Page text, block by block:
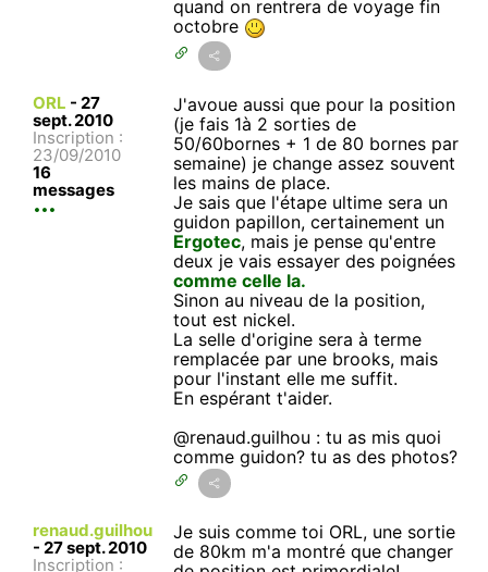
quand on rentrera de voyage fin
octobre
ORL - 27
sept. 2010
Inscription :
23/09/2010
16
messages
J'avoue aussi que pour la position
(je fais 1à 2 sorties de
50/60bornes + 1 de 80 bornes par
semaine) je change assez souvent
les mains de place.
Je sais que l'étape ultime sera un
guidon papillon, certainement un
Ergotec, mais je pense qu'entre
deux je vais essayer des poignées
comme celle la.
Sinon au niveau de la position,
tout est nickel.
La selle d'origine sera à terme
remplacée par une brooks, mais
pour l'instant elle me suffit.
En espérant t'aider.
@renaud.guilhou : tu as mis quoi
comme guidon? tu as des photos?
renaud.guilhou
- 27 sept. 2010
Inscription :
Je suis comme toi ORL, une sortie
de 80km m'a montré que changer